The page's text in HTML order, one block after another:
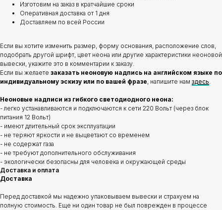
Изготовим на заказ в кратчайшие сроки
Оперативная доставка от 1 дня
Доставляем по всей России
Если вы хотите изменить размер, форму основания, расположение слов,
подобрать другой шрифт, цвет неона или другие характеристики неоновой
вывески, укажите это в комментарии к заказу.
Если вы желаете заказать неоновую надпись на английском языке по
индивидуальному эскизу или по вашей фразе, напишите нам здесь.
Неоновые надписи из гибкого светодиодного неона:
- легко устанавливаются и подключаются к сети 220 Вольт (через блок
питания 12 Вольт)
- имеют длительный срок эксплуатации
- не теряют яркости и не выцветают со временем
- не содержат газа
- не требуют дополнительного обслуживания
- экологически безопасны для человека и окружающей среды
Доставка и оплата
Доставка
Перед доставкой мы надежно упаковываем вывески и страхуем на
полную стоимость. Еще ни один товар не был поврежден в процессе